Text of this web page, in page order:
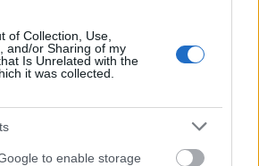
of Collection, Use,
and/or Sharing of my
Is Unrelated with the
it was collected.
to enable storage
Réka Társulata): Priznic